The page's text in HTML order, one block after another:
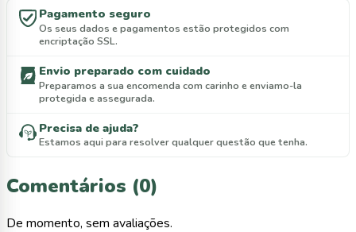
Pagamento seguro
Os seus dados e pagamentos estão protegidos com
encriptação SSL.
Envio preparado com cuidado
Preparamos a sua encomenda com carinho e enviamo-la
protegida e assegurada.
Precisa de ajuda?
Estamos aqui para resolver qualquer questão que tenha.
Comentários (0)
De momento, sem avaliações.